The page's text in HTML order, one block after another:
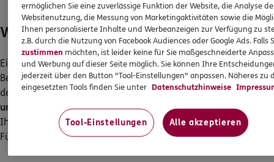
Wie wird ein Loch im Zahn behandelt?
Ein Loch im Zahn wird üblicherweise mit einer Zahnfüllung
Beim Einsatz einer Füllung richtet sich der Behandlungsablauf
der gewählten Füllung. Ihr Zahnarzt unterscheidet zwischen
und indirekten Füllungen.Direkte Füllungen bieten einen
Ihr Zahnarzt repariert den Zahn direkt während des Termins.
Füllungen erstrecken sich über 2 Behandlungstage.
ermöglichen Sie eine zuverlässige Funktion der Website, die Analyse
Websitenutzung, die Messung von Marketingaktivitäten sowie die
Ihnen personalisierte Inhalte und Werbeanzeigen zur Verfügung zu
z.B. durch die Nutzung von Facebook Audiences oder Google Ads. Falls
zustimmen möchten, ist leider keine für Sie maßgeschneiderte
und Werbung auf dieser Seite möglich. Sie können Ihre
jederzeit über den Button "Tool-Einstellungen" anpassen. Näheres zu
eingesetzten Tools finden Sie unter Datenschutzhinweise
Tool-Einstellungen Alle akzeptieren